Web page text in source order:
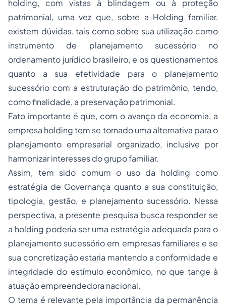
holding, com vistas à blindagem ou à proteção
patrimonial, uma vez que, sobre a Holding familiar,
existem dúvidas, tais como sobre sua utilização como
instrumento de planejamento sucessório no
ordenamento jurídico brasileiro, e os questionamentos
quanto a sua efetividade para o planejamento
sucessório com a estruturação do patrimônio, tendo,
como finalidade, a preservação patrimonial.
Fato importante é que, com o avanço da economia, a
empresa holding tem se tornado uma alternativa para o
planejamento empresarial organizado, inclusive por
harmonizar interesses do grupo familiar.
Assim, tem sido comum o uso da holding como
estratégia de Governança quanto a sua constituição,
tipologia, gestão, e planejamento sucessório. Nessa
perspectiva, a presente pesquisa busca responder se
a holding poderia ser uma estratégia adequada para o
planejamento sucessório em empresas familiares e se
sua concretização estaria mantendo a conformidade e
integridade do estímulo econômico, no que tange à
atuação empreendedora nacional.
O tema é relevante pela importância da permanência